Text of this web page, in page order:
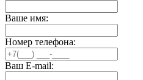
Ваше имя:
Номер телефона:
Ваш E-mail: